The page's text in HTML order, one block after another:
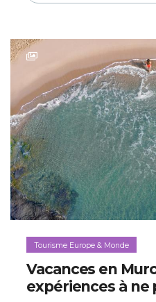
Tourisme Europe & Monde
Vacances en
expériences à ne